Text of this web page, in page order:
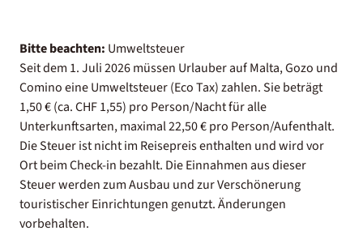
Bitte beachten: Umweltsteuer
Seit dem 1. Juli 2026 müssen Urlauber auf Malta, Gozo und
Comino eine Umweltsteuer (Eco Tax) zahlen. Sie beträgt
1,50 € (ca. CHF 1,55) pro Person/Nacht für alle
Unterkunftsarten, maximal 22,50 € pro Person/Aufenthalt.
Die Steuer ist nicht im Reisepreis enthalten und wird vor
Ort beim Check-in bezahlt. Die Einnahmen aus dieser
Steuer werden zum Ausbau und zur Verschönerung
touristischer Einrichtungen genutzt. Änderungen
vorbehalten.